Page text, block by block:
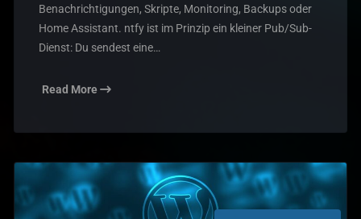
Benachrichtigungen, Skripte, Monitoring, Backups oder
Home Assistant. ntfy ist im Prinzip ein kleiner Pub/Sub-
Dienst: Du sendest eine…
Read More